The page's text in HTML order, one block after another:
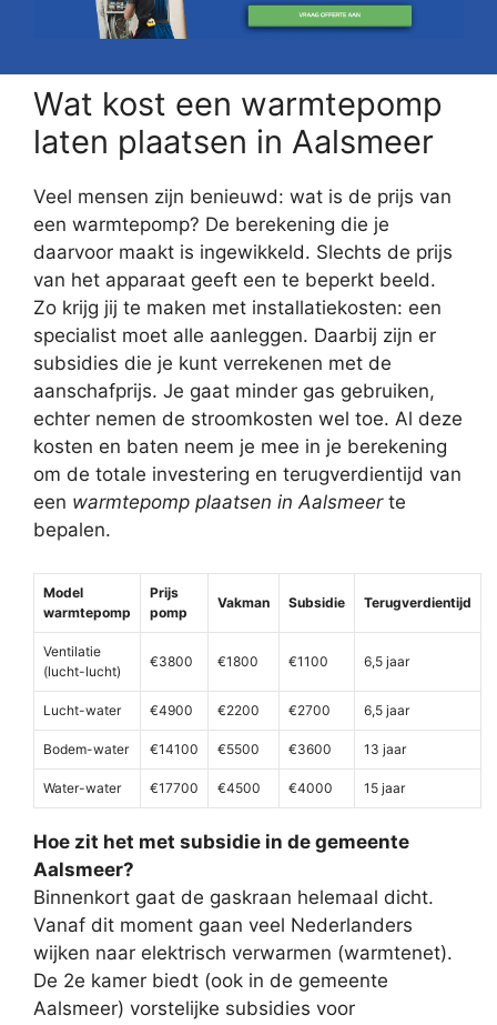
Wat kost een warmtepomp
laten plaatsen in Aalsmeer
Veel mensen zijn benieuwd: wat is de prijs van
een warmtepomp? De berekening die je
daarvoor maakt is ingewikkeld. Slechts de prijs
van het apparaat geeft een te beperkt beeld.
Zo krijg jij te maken met installatiekosten: een
specialist moet alle aanleggen. Daarbij zijn er
subsidies die je kunt verrekenen met de
aanschafprijs. Je gaat minder gas gebruiken,
echter nemen de stroomkosten wel toe. Al deze
kosten en baten neem je mee in je berekening
om de totale investering en terugverdientijd van
een warmtepomp plaatsen in Aalsmeerte
bepalen.
Model
warmtepomp
Prijs
pomp
Vakman Subsidie Terugverdientijd
Ventilatie
(lucht-lucht)
€3800 €1800 €1100 6,5 jaar
Lucht-water €4900 €2200 €2700 6,5 jaar
Bodem-water €14100 €5500 €3600 13 jaar
Water-water €17700 €4500 €4000 15 jaar
Hoe zit het met subsidie in de gemeente
Aalsmeer?
Binnenkort gaat de gaskraan helemaal dicht.
Vanaf dit moment gaan veel Nederlanders
wijken naar elektrisch verwarmen (warmtenet).
De 2e kamer biedt (ook in de gemeente
Aalsmeer) vorstelijke subsidies voor